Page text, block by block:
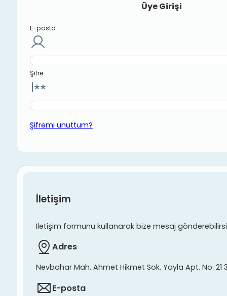
Üye Girişi
E-posta
Şifre
Şifremi unuttum?
İletişim
İletişim formunu kullanarak bize mesaj
Adres
Nevbahar Mah. Ahmet Hikmet Sok. Yayla Apt. No: 21
E-posta